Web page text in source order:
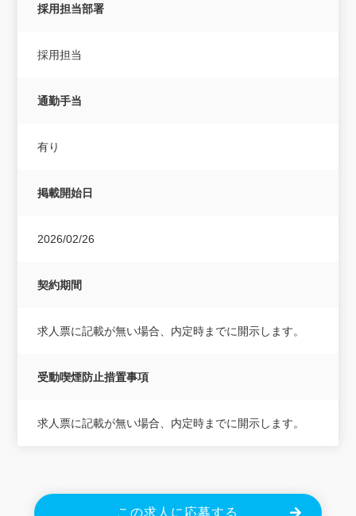
採用担当部署
採用担当
通勤手当
有り
掲載開始日
2026/02/26
契約期間
求人票に記載が無い場合、内定時までに開示します。
受動喫煙防止措置事項
求人票に記載が無い場合、内定時までに開示します。
この求人に応募する